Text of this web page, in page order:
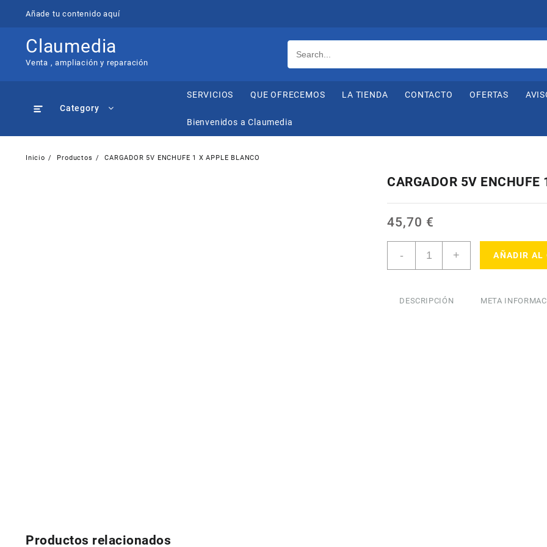
Añade tu contenido aquí
Claumedia
Venta , ampliación y reparación
Category
SERVICIOS QUE OFRECEMOS LA TIENDA CONTACTO OFERTAS
Bienvenidos a Claumedia
Inicio Productos CARGADOR 5V ENCHUFE 1 X APPLE BLANCO
CARGADOR 5V
45,70 €
-
X
+ AÑADIR AL
DESCRIPCIÓN META
Productos relacionados